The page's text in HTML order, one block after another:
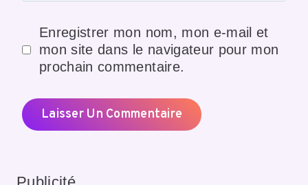
Enregistrer mon nom, mon e-mail et
mon site dans le navigateur pour mon
prochain commentaire.